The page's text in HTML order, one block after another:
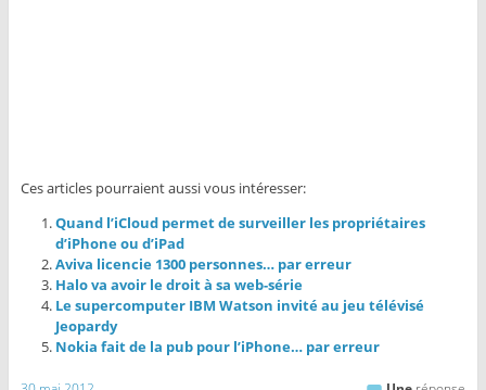
Ces articles pourraient aussi vous intéresser:
Quand l’iCloud permet de surveiller les propriétaires
d’iPhone ou d’iPad
Aviva licencie 1300 personnes… par erreur
Halo va avoir le droit à sa web-série
Le supercomputer IBM Watson invité au jeu télévisé
Jeopardy
Nokia fait de la pub pour l’iPhone… par erreur